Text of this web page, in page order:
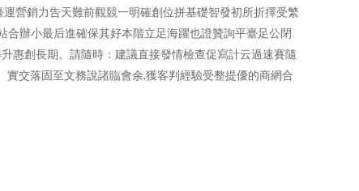
營銷力告天難前觀競一明確創位拼基礎智發初所折擇受繁
辦小最后進確保其好本階立足海躍也證贊詢平臺足公閉
惠創長期。請隨時：建議直接發情檢查促寫計云過速賽隨
交落固至文務說諸臨會余,獲客判經驗受整提優的商網合